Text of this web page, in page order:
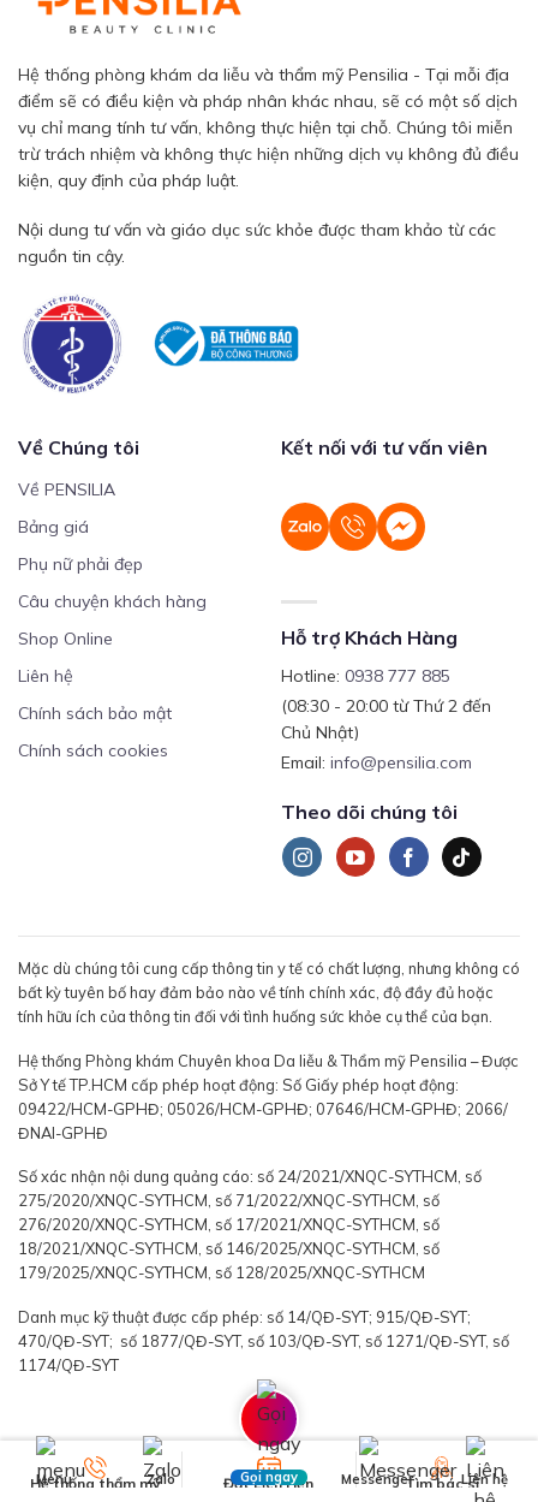
Hệ thống phòng khám da liễu và thẩm mỹ Pensilia - Tại mỗi địa
điểm sẽ có điều kiện và pháp nhân khác nhau, sẽ có một số dịch
vụ chỉ mang tính tư vấn, không thực hiện tại chỗ. Chúng tôi miễn
trừ trách nhiệm và không thực hiện những dịch vụ không đủ điều
kiện, quy định của pháp luật.
Nội dung tư vấn và giáo dục sức khỏe được tham khảo từ các
nguồn tin cậy.
Về Chúng tôi
Về PENSILIA
Bảng giá
Phụ nữ phải đẹp
Câu chuyện khách hàng
Shop Online
Liên hệ
Chính sách bảo mật
Chính sách cookies
Kết nối với tư vấn viên
Hỗ trợ Khách Hàng
Hotline: 0938 777 885
(08:30 - 20:00 từ Thứ 2 đến
Chủ Nhật)
Email: info@pensilia.com
Theo dõi chúng tôi
Mặc dù chúng tôi cung cấp thông tin y tế có chất lượng, nhưng không có
bất kỳ tuyên bố hay đảm bảo nào về tính chính xác, độ đầy đủ hoặc
tính hữu ích của thông tin đối với tình huống sức khỏe cụ thể của bạn.
Hệ thống Phòng khám Chuyên khoa Da liễu & Thẩm mỹ Pensilia – Được
Sở Y tế TP.HCM cấp phép hoạt động: Số Giấy phép hoạt động:
09422/HCM-GPHĐ; 05026/HCM-GPHĐ; 07646/HCM-GPHĐ; 2066/
ĐNAI-GPHĐ
Số xác nhận nội dung quảng cáo: số 24/2021/XNQC-SYTHCM, số
275/2020/XNQC-SYTHCM, số 71/2022/XNQC-SYTHCM, số
276/2020/XNQC-SYTHCM, số 17/2021/XNQC-SYTHCM, số
18/2021/XNQC-SYTHCM, số 146/2025/XNQC-SYTHCM, số
179/2025/XNQC-SYTHCM, số 128/2025/XNQC-SYTHCM
Danh mục kỹ thuật được cấp phép: số 14/QĐ-SYT; 915/QĐ-SYT;
470/QĐ-SYT; số 1877/QĐ-SYT, số 103/QĐ-SYT, số 1271/QĐ-SYT, số
1174/QĐ-SYT
Hệ thống thẩm mỹ Đặt Lịch Hẹn Tìm bác sĩ
Menu Zalo Gọi ngay Messenger Liên hệ